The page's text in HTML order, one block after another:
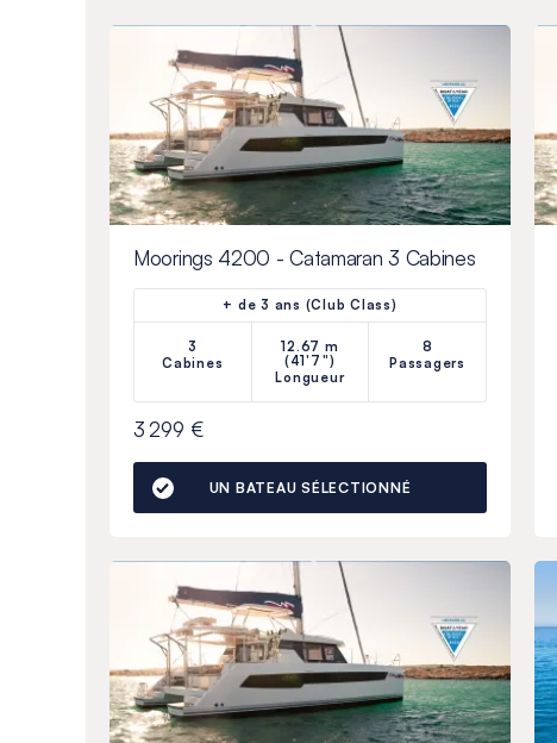
Moorings 4200 - Catamaran 3 Cabines
+ de 3 ans (Club Class)
3
Cabines
12.67 m
(41'7")
Longueur
8
Passagers
3 299 €
UN BATEAU SÉLECTIONNÉ